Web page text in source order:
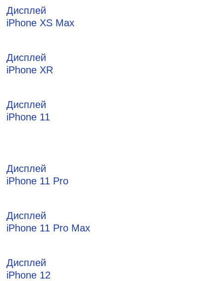
Дисплей
iPhone XS Max
Дисплей
iPhone XR
Дисплей
iPhone 11
Дисплей
iPhone 11 Pro
Дисплей
iPhone 11 Pro Max
Дисплей
iPhone 12